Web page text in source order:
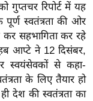
गुप्तचर रिपोर्ट में यह
स्वतंत्रता की ओर
कर सहभागिता कर रहे
आप्टे ने 12 दिसंबर,
स्वयंसेवकों से कहा-
के लिए तैयार हो
देश की स्वतंत्रता का